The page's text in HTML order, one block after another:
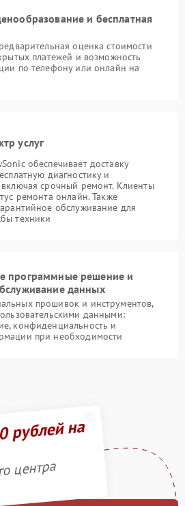
и бесплатная
оценка стоимости
платежей и возможность
по телефону или онлайн на
услуг
обеспечивает доставку
диагностику и
срочный ремонт. Клиенты
ремонта онлайн. Также
обслуживание для
техники
программные решение и
данных
прошивок и инструментов,
данными:
конфиденциальность и
при необходимости
рублей на
центра